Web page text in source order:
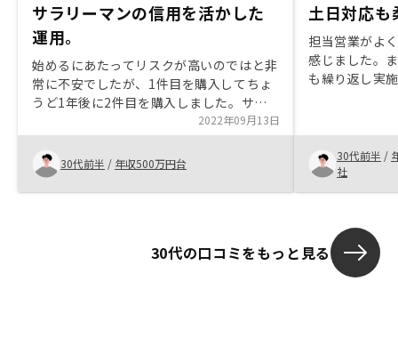
サラリーマンの信用を活かした
運用。
始めるにあたってリスクが高いのではと非
常に不安でしたが、1件目を購入してちょ
うど1年後に2件目を購入しました。サラ
リーマンの強みである信用を活かして、不
労所得を得たいと思い、始めました。良い
物件と出会えて満足です。営業が若いの
で、知識不足を感じる。ベテランの人がい
るともっと安心して取引できると思う。
2022年09月13日
30代前半 / 年収500万円台
土日対応も
担当営業がよ
感じました。
も繰り返し実
件購入しよう
よろしくお願
30代前半 /
社
30代の口コミをもっと見る